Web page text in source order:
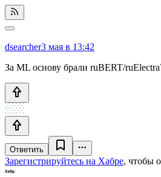
dsearcher3 мая в 13:42
За ML основу брали ruBERT/
Ответить
Зарегистрируйтесь на Хабре, чтобы